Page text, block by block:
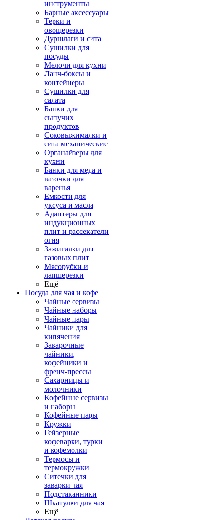
инструменты
Барные аксессуары
Терки и
овощерезки
Дуршлаги и сита
Сушилки для
посуды
Мелочи для кухни
Ланч-боксы и
контейнеры
Сушилки для
салата
Банки для
сыпучих
продуктов
Соковыжималки и
сита механические
Органайзеры для
кухни
Банки для меда и
вазочки для
варенья
Емкости для
уксуса и масла
Адаптеры для
индукционных
плит и рассекатели
огня
Зажигалки для
газовых плит
Мясорубки и
лапшерезки
Ещё
Посуда для чая и кофе
Чайные сервизы
Чайные наборы
Чайные пары
Чайники для
кипячения
Заварочные
чайники,
кофейники и
френч-прессы
Сахарницы и
молочники
Кофейные сервизы
и наборы
Кофейные пары
Кружки
Гейзерные
кофеварки, турки
и кофемолки
Термосы и
термокружки
Ситечки для
заварки чая
Подстаканники
Шкатулки для чая
Ещё